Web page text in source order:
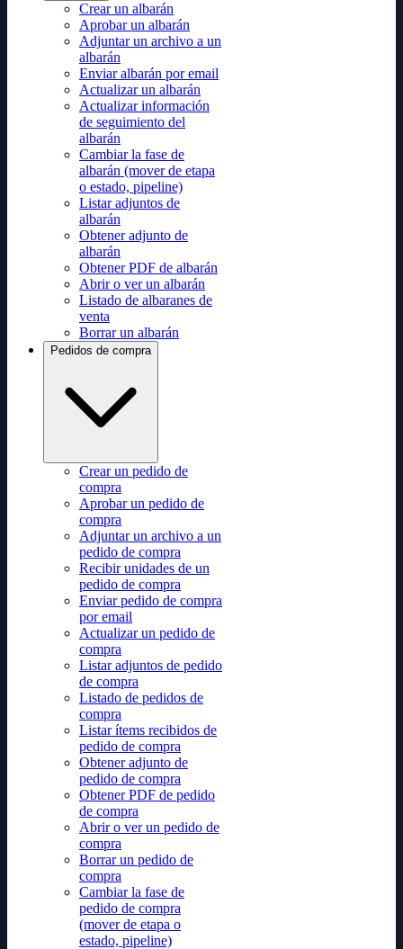
Crear un albarán
Aprobar un albarán
Adjuntar un archivo a un
albarán
Enviar albarán por email
Actualizar un albarán
Actualizar información
de seguimiento del
albarán
Cambiar la fase de
albarán (mover de etapa
o estado, pipeline)
Listar adjuntos de
albarán
Obtener adjunto de
albarán
Obtener PDF de albarán
Abrir o ver un albarán
Listado de albaranes de
venta
Borrar un albarán
Pedidos de compra
Crear un pedido de
compra
Aprobar un pedido de
compra
Adjuntar un archivo a un
pedido de compra
Recibir unidades de un
pedido de compra
Enviar pedido de compra
por email
Actualizar un pedido de
compra
Listar adjuntos de pedido
de compra
Listado de pedidos de
compra
Listar ítems recibidos de
pedido de compra
Obtener adjunto de
pedido de compra
Obtener PDF de pedido
de compra
Abrir o ver un pedido de
compra
Borrar un pedido de
compra
Cambiar la fase de
pedido de compra
(mover de etapa o
estado, pipeline)